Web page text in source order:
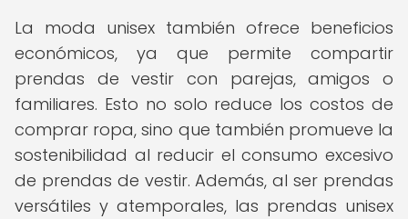
La moda unisex también ofrece beneficios
económicos, ya que permite compartir
prendas de vestir con parejas, amigos o
familiares. Esto no solo reduce los costos de
comprar ropa, sino que también promueve la
sostenibilidad al reducir el consumo excesivo
de prendas de vestir. Además, al ser prendas
versátiles y atemporales, las prendas unisex